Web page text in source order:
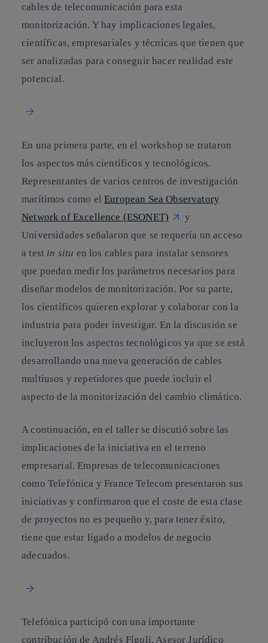
cables de telecomunicación para esta
monitorización. Y hay implicaciones legales,
científicas, empresariales y técnicas que tienen que
ser analizadas para conseguir hacer realidad este
potencial.
En una primera parte, en el workshop se trataron
los aspectos más científicos y tecnológicos.
Representantes de varios centros de investigación
marítimos como elEuropean Sea Observatory
Network of Excellence (ESONET)
y
Universidades señalaron que se requería un acceso
a test in situ en los cables para instalar sensores
que puedan medir los parámetros necesarios para
diseñar modelos de monitorización. Por su parte,
los científicos quieren explorar y colaborar con la
industria para poder investigar. En la discusión se
incluyeron los aspectos tecnológicos ya que se está
desarrollando una nueva generación de cables
multiusos y repetidores que puede incluir el
aspecto de la monitorización del cambio climático.
A continuación, en el taller se discutió sobre las
implicaciones de la iniciativa en el terreno
empresarial. Empresas de telecomunicaciones
como Telefónica y France Telecom presentaron sus
iniciativas y confirmaron que el coste de esta clase
de proyectos no es pequeño y, para tener éxito,
tiene que estar ligado a modelos de negocio
adecuados.
Telefónica participó con una importante
contribución de Andrés Fígoli, Asesor Jurídico